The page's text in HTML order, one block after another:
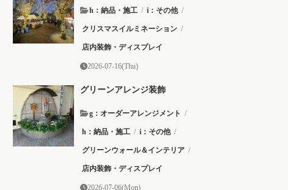
h：納品・施工 / i：その他 /
クリスマスイルミネーション /
店内装飾・ディスプレイ
2026-07-16(Thu)
グリーンアレンジ装飾
g：オーダーアレンジメント /
h：納品・施工 / i：その他 /
グリーンウォール＆インテリア /
店内装飾・ディスプレイ
2026-07-06(Mon)